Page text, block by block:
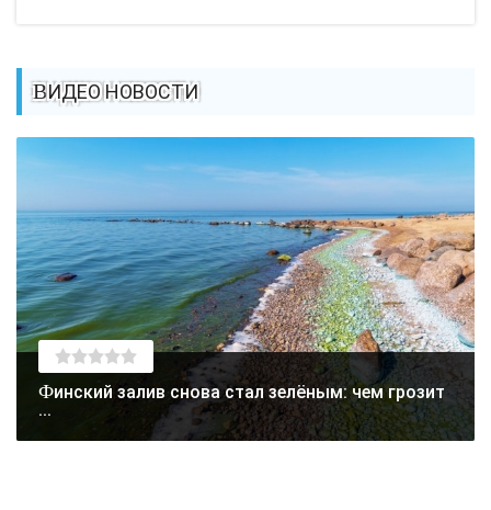
ВИДЕО НОВОСТИ
Финский залив снова стал зелёным: чем грозит
...